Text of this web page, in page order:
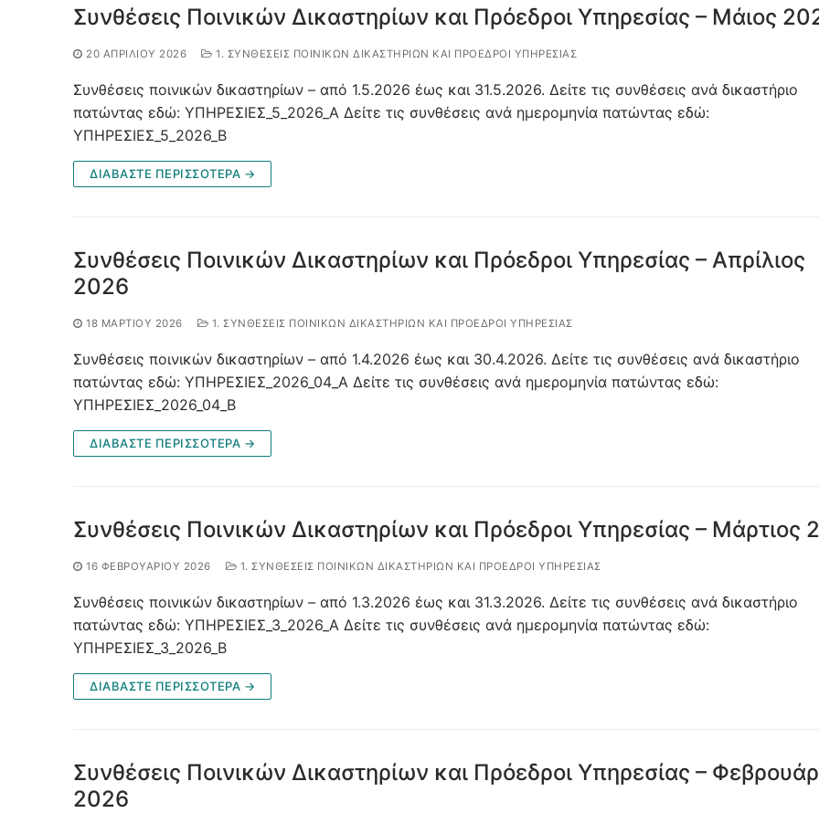
Συνθέσεις Ποινικών Δικαστηρίων και Πρόεδροι Υπηρεσίας – Μάιος
20 ΑΠΡΙΛΊΟΥ 2026 1. ΣΥΝΘΈΣΕΙΣ ΠΟΙΝΙΚΏΝ ΔΙΚΑΣΤΗΡΊΩΝ ΚΑΙ ΠΡΌΕΔΡΟΙ ΥΠΗΡΕΣΊΑΣ
Συνθέσεις ποινικών δικαστηρίων – από 1.5.2026 έως και 31.5.2026. Δείτε τις συνθέσεις ανά δικαστήριο
πατώντας εδώ: ΥΠΗΡΕΣΙΕΣ_5_2026_A Δείτε τις συνθέσεις ανά ημερομηνία πατώντας εδώ:
ΥΠΗΡΕΣΙΕΣ_5_2026_Β
ΔΙΑΒΑΣΤΕ ΠΕΡΙΣΣΟΤΕΡΑ →
Συνθέσεις Ποινικών Δικαστηρίων και Πρόεδροι Υπηρεσίας – Απρίλιος
2026
18 ΜΑΡΤΊΟΥ 2026 1. ΣΥΝΘΈΣΕΙΣ ΠΟΙΝΙΚΏΝ ΔΙΚΑΣΤΗΡΊΩΝ ΚΑΙ ΠΡΌΕΔΡΟΙ ΥΠΗΡΕΣΊΑΣ
Συνθέσεις ποινικών δικαστηρίων – από 1.4.2026 έως και 30.4.2026. Δείτε τις συνθέσεις ανά δικαστήριο
πατώντας εδώ: ΥΠΗΡΕΣΙΕΣ_2026_04_A Δείτε τις συνθέσεις ανά ημερομηνία πατώντας εδώ:
ΥΠΗΡΕΣΙΕΣ_2026_04_B
ΔΙΑΒΑΣΤΕ ΠΕΡΙΣΣΟΤΕΡΑ →
Συνθέσεις Ποινικών Δικαστηρίων και Πρόεδροι Υπηρεσίας – Μάρτιος
16 ΦΕΒΡΟΥΑΡΊΟΥ 2026 1. ΣΥΝΘΈΣΕΙΣ ΠΟΙΝΙΚΏΝ ΔΙΚΑΣΤΗΡΊΩΝ ΚΑΙ ΠΡΌΕΔΡΟΙ ΥΠΗΡΕΣΊΑΣ
Συνθέσεις ποινικών δικαστηρίων – από 1.3.2026 έως και 31.3.2026. Δείτε τις συνθέσεις ανά δικαστήριο
πατώντας εδώ: ΥΠΗΡΕΣΙΕΣ_3_2026_A Δείτε τις συνθέσεις ανά ημερομηνία πατώντας εδώ:
ΥΠΗΡΕΣΙΕΣ_3_2026_B
ΔΙΑΒΑΣΤΕ ΠΕΡΙΣΣΟΤΕΡΑ →
Συνθέσεις Ποινικών Δικαστηρίων και Πρόεδροι Υπηρεσίας –
2026